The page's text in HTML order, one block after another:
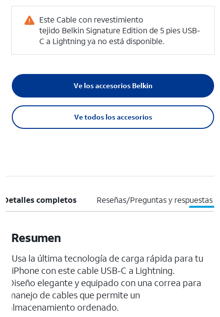
Este Cable con revestimiento
tejido Belkin Signature Edition de 5 pies USB-
C a Lightning ya no está disponible.
Ve todos los accesorios
Ve los accesorios Belkin
Detalles completos Reseñas/Preguntas y respuestas
Resumen
Usa la última tecnología de carga rápida para tu
iPhone con este cable USB-C a Lightning.
Diseño elegante y equipado con una correa para
manejo de cables que permite un
almacenamiento ordenado.